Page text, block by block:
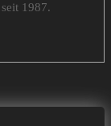
1987.